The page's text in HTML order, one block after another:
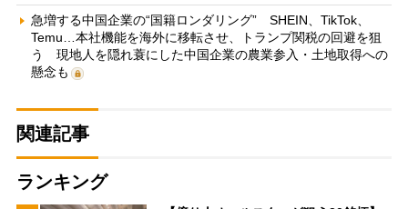
急増する中国企業の“国籍ロンダリング” SHEIN、TikTok、
Temu…本社機能を海外に移転させ、トランプ関税の回避を狙
う 現地人を隠れ蓑にした中国企業の農業参入・土地取得への
懸念も
関連記事
ランキング